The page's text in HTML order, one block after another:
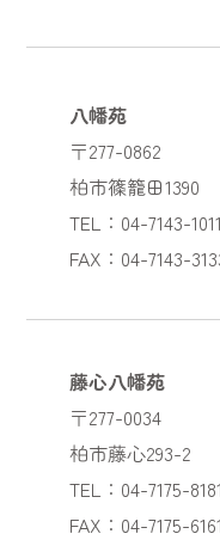
八幡苑
〒277-0862
柏市篠籠田1390
TEL：04-7143-1011
FAX：04-7143-
藤心八幡苑
〒277-0034
柏市藤心293-2
TEL：04-7175-8181
FAX：04-7175-6161